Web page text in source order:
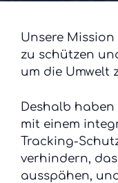
Unsere
zu schützen
um die Umwelt
Deshalb
mit einem
Tracking-
verhindern,
ausspähen,